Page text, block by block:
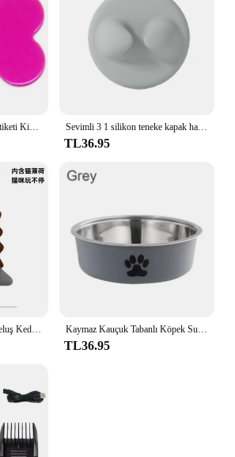
Sevimli 3 1 silikon teneke kapak halkası taze tutmak silikon gıda teneke kapak gıda depolama kullanımlık Pet Can kapakları
TL36.95
TL36.95